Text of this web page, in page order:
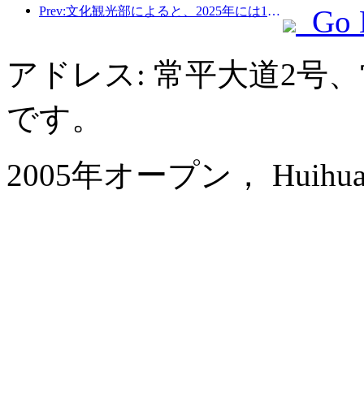
Prev:文化観光部によると、2025年には16,994か所のA級景勝地が75億1000万人の観光客を迎え、5544億9000万元の観光収入を生み出した。
Go
アドレス: 常平大道2号
です。
2005年オープン，